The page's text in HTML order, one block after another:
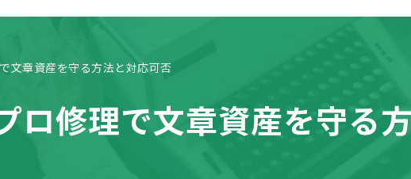
文章資産を守る方法と対応可否
ロ修理で文章資産を守る